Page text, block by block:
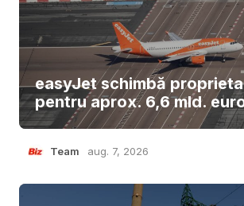
easyJet schimbă
pentru aprox. 6,6 mld.
Team aug. 7, 2026